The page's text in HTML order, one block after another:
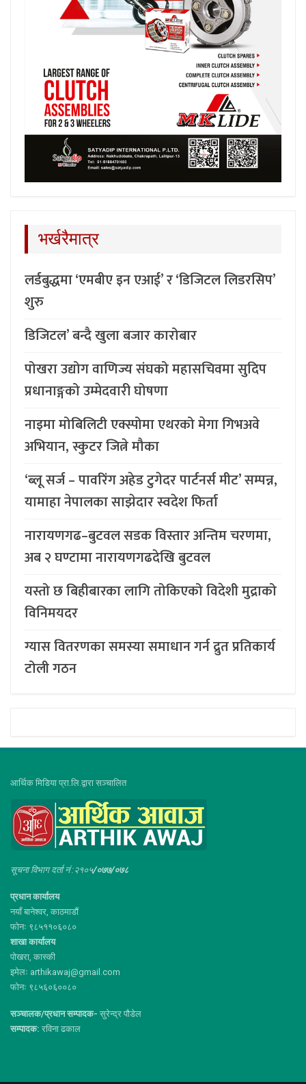
भर्खरैमात्र
लर्डबुद्धमा ‘एमबीए इन एआई’ र ‘डिजिटल लिडरसिप’
शुरु
डिजिटल’ बन्दै खुला बजार कारोबार
पोखरा उद्योग वाणिज्य संघको महासचिवमा सुदिप
प्रधानाङ्गको उम्मेदवारी घोषणा
नाइमा मोबिलिटी एक्स्पोमा एथरको मेगा गिभअवे
अभियान, स्कुटर जित्ने मौका
‘ब्लू सर्ज – पावरिंग अहेड टुगेदर पार्टनर्स मीट’ सम्पन्न,
यामाहा नेपालका साझेदार स्वदेश फिर्ता
नारायणगढ–बुटवल सडक विस्तार अन्तिम चरणमा,
अब २ घण्टामा नारायणगढदेखि बुटवल
यस्तो छ बिहीबारका लागि तोकिएको विदेशी मुद्राको
विनिमयदर
ग्यास वितरणका समस्या समाधान गर्न द्रुत प्रतिकार्य
टोली गठन
आर्थिक मिडिया प्रा.लि.द्वारा सञ्चालित
सूचना विभाग दर्ता नं :२१०५/०७७/०७८
प्रधान कार्यालय
नयाँ बानेश्वर, काठमाडौं
फोनः ९८५११०६०८०
शाखा कार्यालय
पोखरा, कास्की
इमेलः arthikawaj@gmail.com
फोनः ९८५६०६००८०
सञ्चालक/प्रधान सम्पादक- सुरेन्द्र पौडेल
सम्पादक: रविना ढकाल